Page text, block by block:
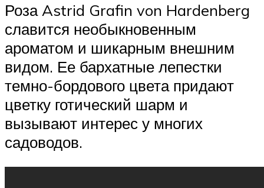
Роза Astrid Grafin von Hardenberg
славится необыкновенным
ароматом и шикарным внешним
видом. Ее бархатные лепестки
темно-бордового цвета придают
цветку готический шарм и
вызывают интерес у многих
садоводов.